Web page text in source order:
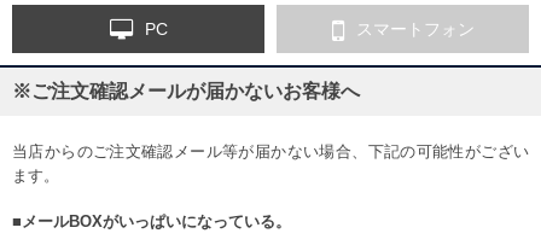
PC スマートフォン
※ご注文確認メールが届かないお客様へ
当店からのご注文確認メール等が届かない場合、下記の可能性がござい
ます。
■メールBOXがいっぱいになっている。